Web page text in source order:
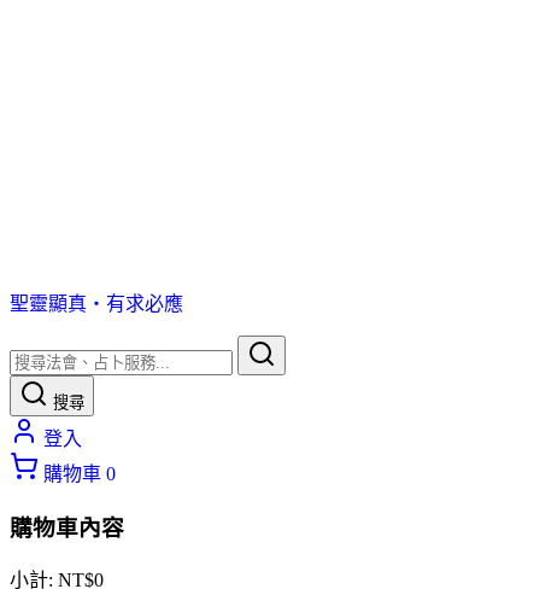
聖靈顯真・有求必應
搜尋
登入
購物車 0
購物車內容
小計: NT$0